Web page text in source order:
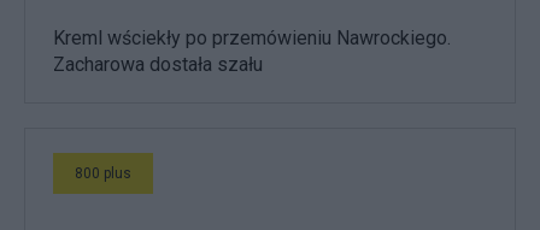
Kreml wściekły po przemówieniu Nawrockiego.
Zacharowa dostała szału
800 plus